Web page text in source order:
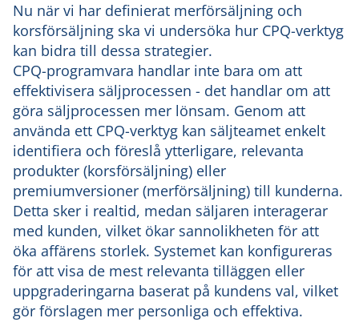
Nu när vi har definierat merförsäljning och
korsförsäljning ska vi undersöka hur CPQ-verktyg
kan bidra till dessa strategier.
CPQ-programvara handlar inte bara om att
effektivisera säljprocessen - det handlar om att
göra säljprocessen mer lönsam. Genom att
använda ett CPQ-verktyg kan säljteamet enkelt
identifiera och föreslå ytterligare, relevanta
produkter (korsförsäljning) eller
premiumversioner (merförsäljning) till kunderna.
Detta sker i realtid, medan säljaren interagerar
med kunden, vilket ökar sannolikheten för att
öka affärens storlek. Systemet kan konfigureras
för att visa de mest relevanta tilläggen eller
uppgraderingarna baserat på kundens val, vilket
gör förslagen mer personliga och effektiva.